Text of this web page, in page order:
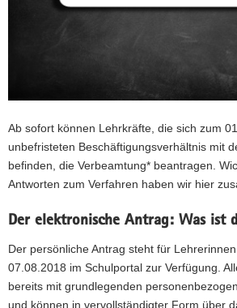
n
Ab sofort können Lehrkräfte, die sich zum
unbefristeten Beschäftigungsverhältnis mit
befinden, die Verbeamtung* beantragen.
Antworten zum Verfahren haben wir hier
Der elektronische Antrag: Was ist
Der persönliche Antrag steht für
07.08.2018 im Schulportal zur Verfügung.
bereits mit grundlegenden
und können in vervollständigter Form über